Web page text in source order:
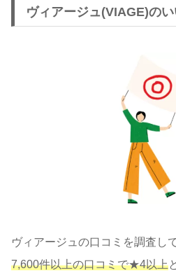
ヴィアージュ(VIAGE)のい
ヴィアージュの口コミを調査し
7,600件以上の口コミで★4以上